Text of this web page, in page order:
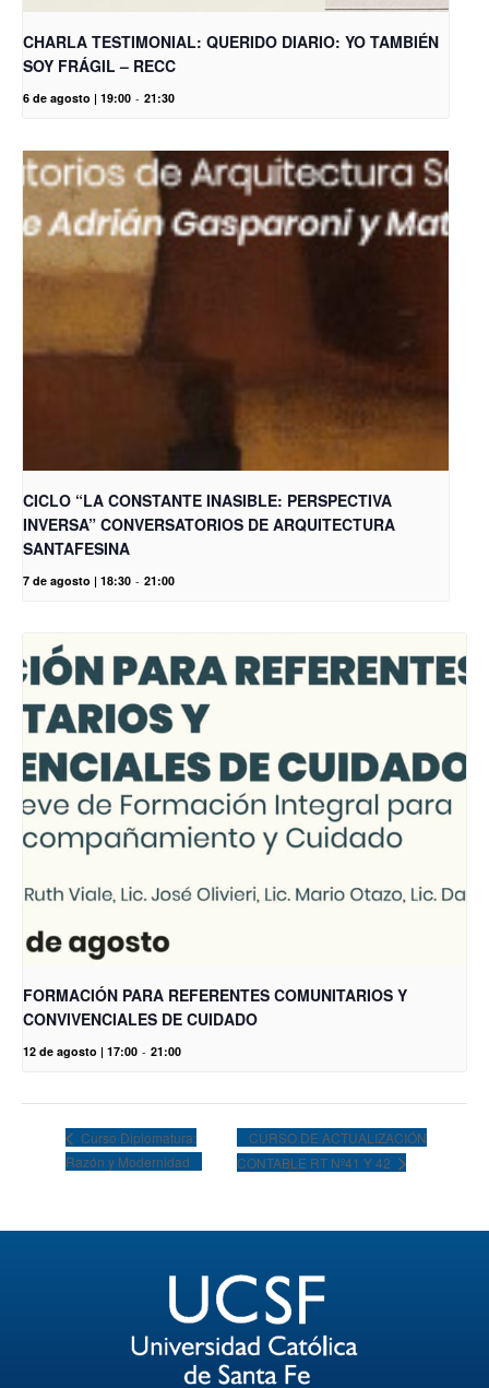
CHARLA TESTIMONIAL: QUERIDO DIARIO: YO TAMBIÉN
SOY FRÁGIL – RECC
6 de agosto | 19:00 - 21:30
CICLO “LA CONSTANTE INASIBLE: PERSPECTIVA
INVERSA” CONVERSATORIOS DE ARQUITECTURA
SANTAFESINA
7 de agosto | 18:30 - 21:00
FORMACIÓN PARA REFERENTES COMUNITARIOS Y
CONVIVENCIALES DE CUIDADO
12 de agosto | 17:00 - 21:00
Curso Diplomatura:
Razón y Modernidad
CURSO DE ACTUALIZACIÓN
CONTABLE RT Nº41 Y 42